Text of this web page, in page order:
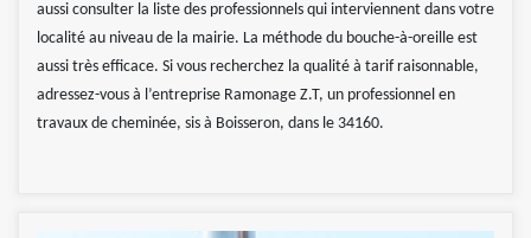
aussi consulter la liste des professionnels qui interviennent dans votre
localité au niveau de la mairie. La méthode du bouche-à-oreille est
aussi très efficace. Si vous recherchez la qualité à tarif raisonnable,
adressez-vous à l’entreprise Ramonage Z.T, un professionnel en
travaux de cheminée, sis à Boisseron, dans le 34160.